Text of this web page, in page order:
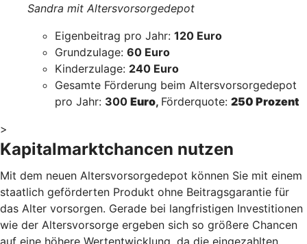
Sandra mit Altersvorsorgedepot
Eigenbeitrag pro Jahr: 120 Euro
Grundzulage: 60 Euro
Kinderzulage: 240 Euro
Gesamte Förderung beim Altersvorsorgedepot
pro Jahr: 300 Euro, Förderquote: 250 Prozent
>
Kapitalmarktchancen nutzen
Mit dem neuen Altersvorsorgedepot können Sie mit einem
staatlich geförderten Produkt ohne Beitragsgarantie für
das Alter vorsorgen. Gerade bei langfristigen Investitionen
wie der Altersvorsorge ergeben sich so größere Chancen
auf eine höhere Wertentwicklung, da die eingezahlten